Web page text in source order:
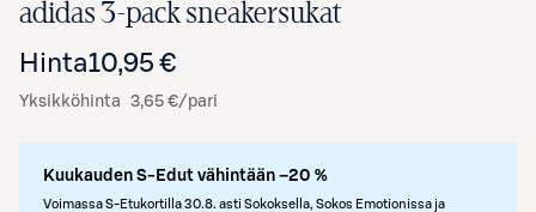
adidas 3-pack sneakersukat
Hinta10,95 €
Yksikköhinta 3,65 €/pari
Kuukauden S-Edut vähintään –20 %
Voimassa S-Etukortilla 30.8. asti Sokoksella, Sokos Emotionissa ja